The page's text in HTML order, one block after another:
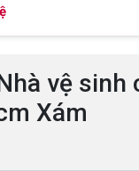
vệ sinh
Xám